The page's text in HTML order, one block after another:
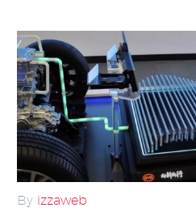
By izzaweb